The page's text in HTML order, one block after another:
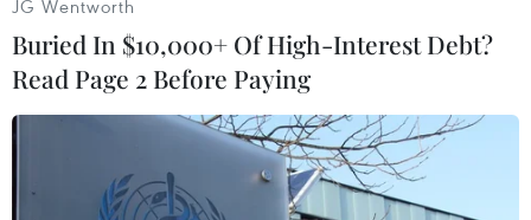
tạo, khoa học công nghệ và bản quyền trí tuệ.
Song song với đó, trong công nghiệp văn hóa,
thực thi tốt bảo hộ quyền tác giả, quyền liên
quan sẽ góp phần gia tăng động lực sáng tạo,
đem lại sự công bằng trong đãi ngộ các thành
quả sáng tạo.
JG Wentworth
Buried In $10,000+ Of High-Interest Debt?
Read Page 2 Before Paying